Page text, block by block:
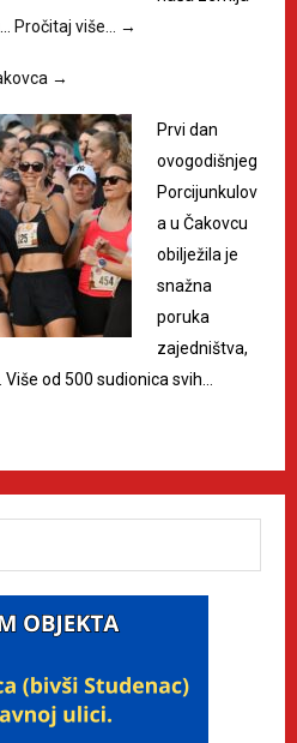
Pročitaj više… →
→
Prvi dan
ovogodišnjeg
Porcijunkulov
a u Čakovcu
obilježila je
snažna
poruka
zajedništva,
od 500 sudionica svih…